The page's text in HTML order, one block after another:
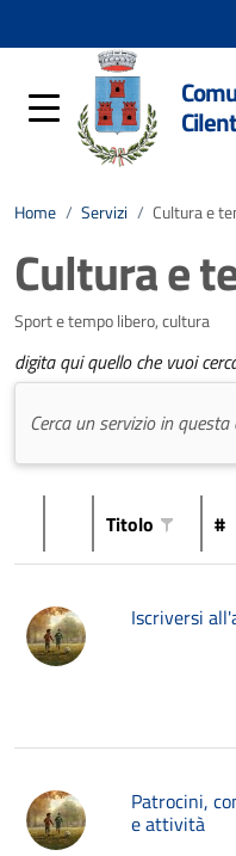
Home / Servizi / Cultura e
Cultura e
Sport e tempo libero, cultura
digita qui quello che vuoi
Titolo #
Iscriversi
Patrocini,
e attività